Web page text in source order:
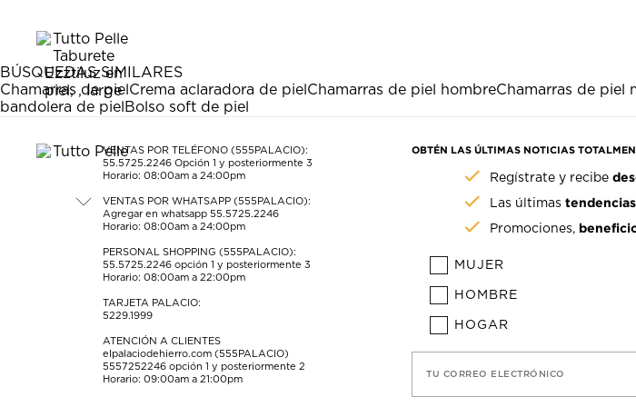
con
1
estrella
Esta
acción
abrirá
formulario
con
2
estrellas.
Esta
acción
abrirá
formulario
de
3
estrellas.
Esta
acción
abrirá
formulario
de
estrellas.
Esta
acción
abrirá
formulario
de
Esta
acción
abrirá
formulario
de
envío.
BÚSQUEDAS SIMILARES
Chamarras de piel Crema aclaradora de piel Chamarras de piel hombreChamarras de piel
bandolera de piel Bolso soft de piel
VENTAS POR TELÉFONO (555PALACIO):
55.5725.2246 Opción 1 y posteriormente 3
Horario: 08:00am a 24:00pm
VENTAS POR WHATSAPP (555PALACIO):
Agregar en whatsapp 55.5725.2246
Horario: 08:00am a 24:00pm
PERSONAL SHOPPING (555PALACIO):
55.5725.2246 opción 1 y posteriormente 3
Horario: 08:00am a 22:00pm
TARJETA PALACIO:
5229.1999
ATENCIÓN A CLIENTES
elpalaciodehierro.com (555PALACIO)
5557252246 opción 1 y posteriormente 2
Horario: 09:00am a 21:00pm
OBTÉN LAS ÚLTIMAS NOTICIAS
Regístrate y recibe
Las últimastendencias
Promociones,
MUJER
HOMBRE
HOGAR
TU CORREO ELECTRÓNICO